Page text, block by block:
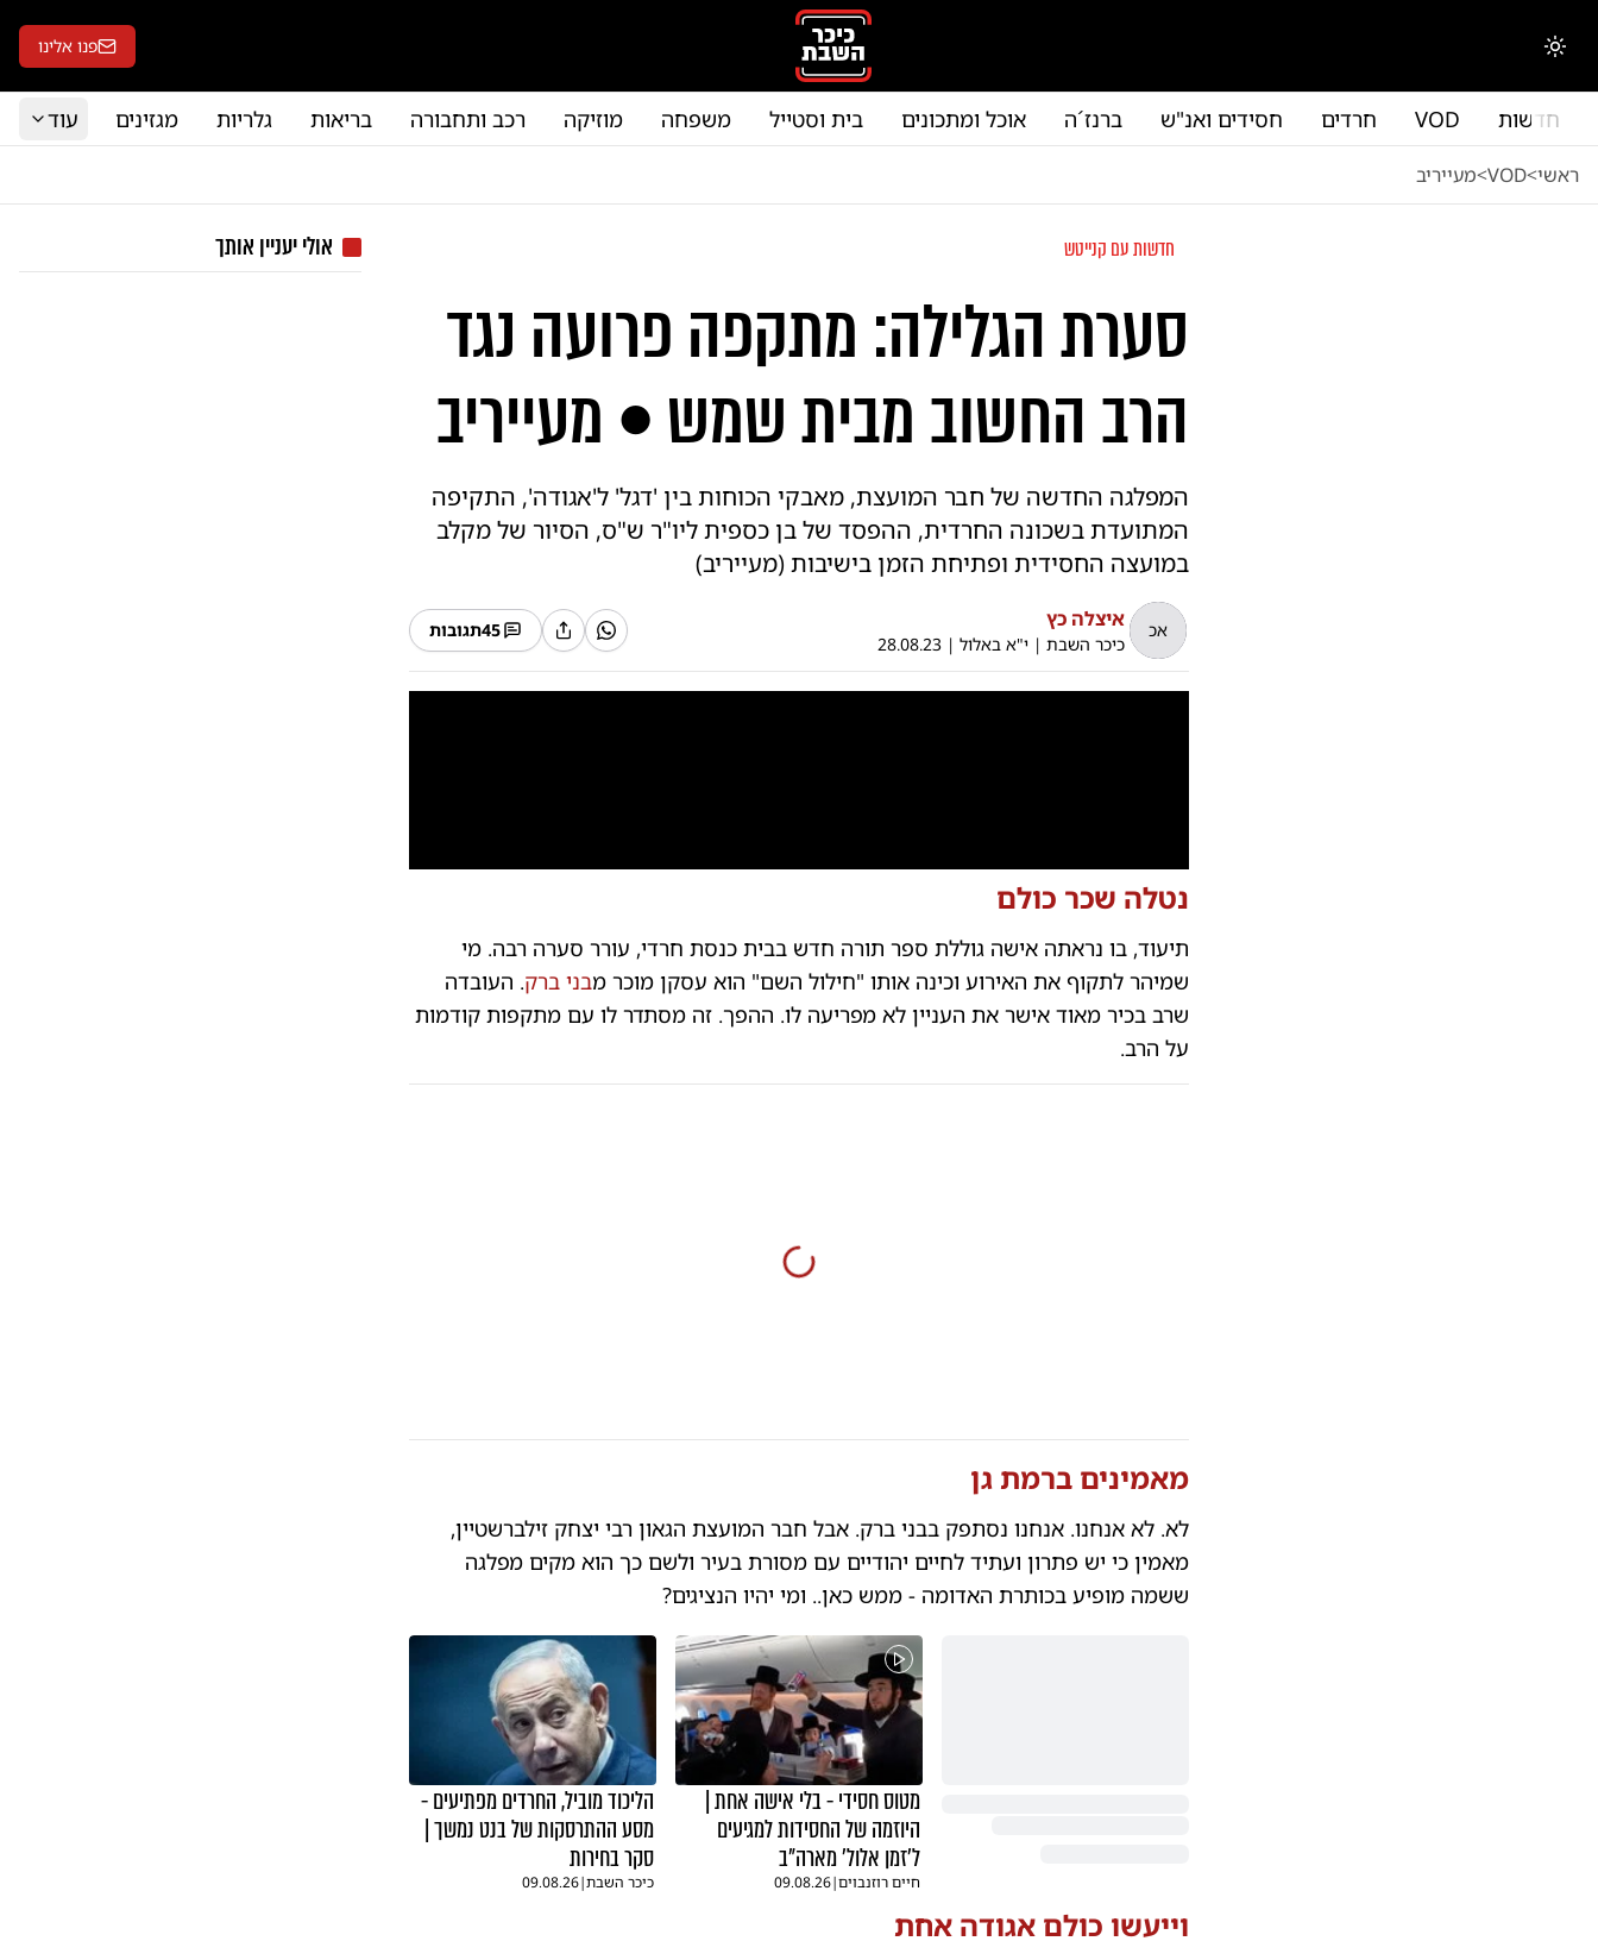
החלפת מצב תצוגה פנו אלינו
חדשות VOD חרדים חסידים ואנ"ש ברנז´ה אוכל ומתכונים בית וסטייל משפחה מוזיקה רכב ותחבורה בריאות גלריות מגזינים עוד
ראשי<
VOD
<מעייריב
חדשות עם קנייטש
סערת הגלילה: מתקפה פרועה נגד
הרב החשוב מבית שמש • מעייריב
המפלגה החדשה של חבר המועצת, מאבקי הכוחות בין 'דגל' ל'אגודה', התקיפה
המתועדת בשכונה החרדית, ההפסד של בן כספית ליו"ר ש"ס, הסיור של מקלב
במועצה החסידית ופתיחת הזמן בישיבות (מעייריב)
אכ איצלה כץ
כיכר השבת| י"א באלול |
28.08.23
45תגובות
נטלה שכר כולם
תיעוד, בו נראתה אישה גוללת ספר תורה חדש בבית כנסת חרדי, עורר סערה רבה. מי
שמיהר לתקוף את האירוע וכינה אותו "חילול השם" הוא עסקן מוכר מבני ברק. העובדה
שרב בכיר מאוד אישר את העניין לא מפריעה לו. ההפך. זה מסתדר לו עם מתקפות קודמות
על הרב.
מאמינים ברמת גן
לא. לא אנחנו. אנחנו נסתפק בבני ברק. אבל חבר המועצת הגאון רבי יצחק זילברשטיין,
מאמין כי יש פתרון ועתיד לחיים יהודיים עם מסורת בעיר ולשם כך הוא מקים מפלגה
ששמה מופיע בכותרת האדומה - ממש כאן.. ומי יהיו הנציגים?
מטוס חסידי - בלי אישה אחת |
היוזמה של החסידות למגיעים
ל'זמן אלול' מארה"ב
חיים רוזנבוים|
09.08.26
הליכוד מוביל, החרדים מפתיעים -
מסע ההתרסקות של בנט נמשך |
סקר בחירות
כיכר השבת|
09.08.26
וייעשו כולם אגודה אחת
אולי יעניין אותך